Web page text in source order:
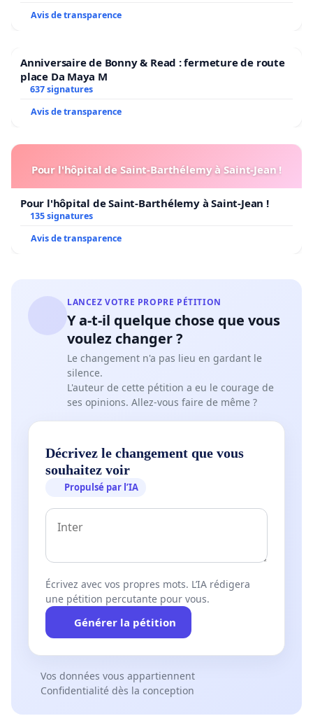
Avis de transparence
Anniversaire de Bonny & Read : fermeture de route
place Da Maya M
637 signatures
Avis de transparence
Pour l'hôpital de Saint-Barthélemy à Saint-Jean !
Pour l'hôpital de Saint-Barthélemy à Saint-Jean !
135 signatures
Avis de transparence
LANCEZ VOTRE PROPRE PÉTITION
Y a-t-il quelque chose que vous
voulez changer ?
Le changement n'a pas lieu en gardant le
silence.
L'auteur de cette pétition a eu le courage de
ses opinions. Allez-vous faire de même ?
Décrivez le changement que vous
souhaitez voir
Propulsé par l’IA
Écrivez avec vos propres mots. L’IA rédigera
une pétition percutante pour vous.
Générer la pétition
Vos données vous appartiennent
Confidentialité dès la conception